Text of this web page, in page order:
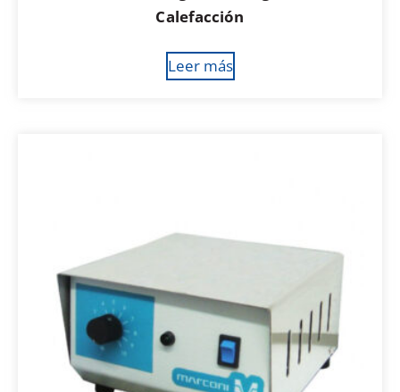
Calefacción
Leer más